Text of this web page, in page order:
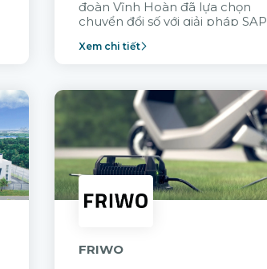
đoàn Vĩnh Hoàn đã lựa chọn
chuyển đổi số với giải pháp SAP
năng lực vận hành bền vững.
Xem chi tiết
FRIWO